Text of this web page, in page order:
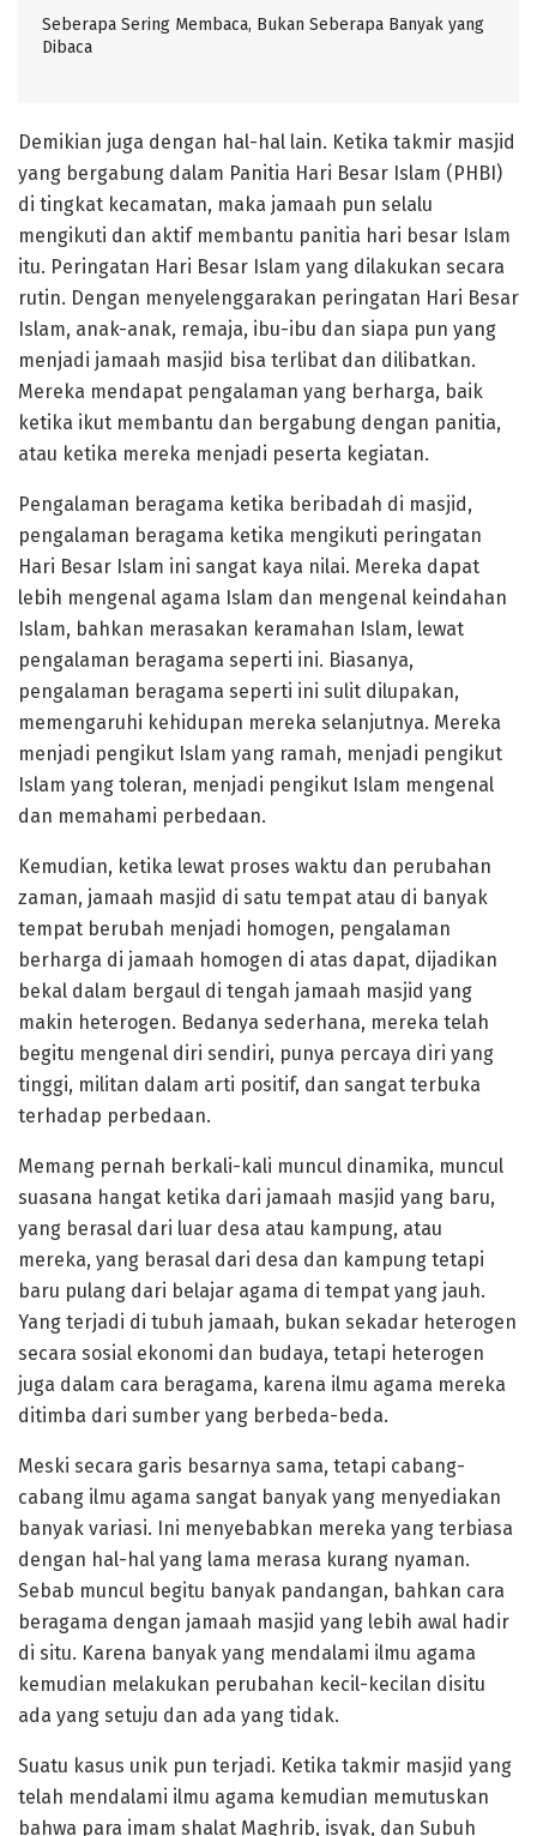
Seberapa Sering Membaca, Bukan Seberapa Banyak yang
Dibaca
Demikian juga dengan hal-hal lain. Ketika takmir masjid
yang bergabung dalam Panitia Hari Besar Islam (PHBI)
di tingkat kecamatan, maka jamaah pun selalu
mengikuti dan aktif membantu panitia hari besar Islam
itu. Peringatan Hari Besar Islam yang dilakukan secara
rutin. Dengan menyelenggarakan peringatan Hari Besar
Islam, anak-anak, remaja, ibu-ibu dan siapa pun yang
menjadi jamaah masjid bisa terlibat dan dilibatkan.
Mereka mendapat pengalaman yang berharga, baik
ketika ikut membantu dan bergabung dengan panitia,
atau ketika mereka menjadi peserta kegiatan.
Pengalaman beragama ketika beribadah di masjid,
pengalaman beragama ketika mengikuti peringat­an
Hari Besar Islam ini sangat kaya nilai. Mereka dapat
lebih mengenal agama Islam dan mengenal keindahan
Islam, bahkan merasakan keramahan Islam, lewat
pengalaman beragama seperti ini. Biasanya,
pengalaman beragama seperti ini sulit dilupakan,
meme­ngaruhi kehidupan mereka selanjutnya. Mereka
menjadi pengikut Islam yang ramah, menjadi pengikut
Islam yang toleran, menjadi pengikut Islam mengenal
dan memahami perbedaan.
Kemudian, ketika lewat proses waktu dan perubahan
zaman, jamaah masjid di satu tempat atau di banyak
tempat berubah menjadi homogen, pengalaman
berharga di jamaah homogen di atas dapat, dijadikan
bekal dalam bergaul di tengah jamaah masjid yang
makin heterogen. Bedanya sederhana, mereka telah
begitu mengenal diri sendiri, punya percaya diri yang
tinggi, militan dalam arti positif, dan sangat terbuka
terhadap perbedaan.
Memang pernah berkali-kali muncul dinamika, muncul
suasana hangat ketika dari jamaah masjid yang baru,
yang berasal dari luar desa atau kampung, atau
mereka, yang berasal dari desa dan kampung tetapi
baru pulang dari belajar agama di tempat yang jauh.
Yang terjadi di tubuh jamaah, bukan sekadar heterogen
secara sosial ekonomi dan budaya, tetapi heterogen
juga dalam cara beragama, karena ilmu agama mereka
ditimba dari sumber yang berbeda-beda.
Meski secara garis besarnya sama, tetapi cabang-
cabang ilmu agama sangat banyak yang menyediakan
banyak variasi. Ini menyebabkan mereka yang terbiasa
dengan hal-hal yang lama merasa kurang nyaman.
Sebab muncul begitu banyak pandangan, bahkan cara
beragama dengan jamaah masjid yang lebih awal hadir
di situ. Karena banyak yang mendalami ilmu agama
kemudian melakukan perubahan kecil-kecilan disitu
ada yang setuju dan ada yang tidak.
Suatu kasus unik pun terjadi. Ketika takmir masjid yang
telah mendalami ilmu agama kemudian memutuskan
bahwa para imam shalat Maghrib, isyak, dan Subuh